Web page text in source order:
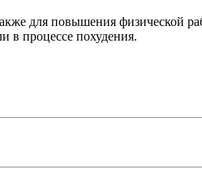
для повышения физической
в процессе похудения.